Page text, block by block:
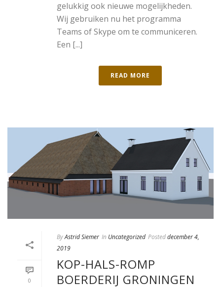
gelukkig ook nieuwe mogelijkheden.
Wij gebruiken nu het programma
Teams of Skype om te communiceren.
Een [...]
READ MORE
0
ByAstrid Siemer In Uncategorized Posteddecember 4,
2019
KOP-HALS-ROMP
BOERDERIJ GRONINGEN